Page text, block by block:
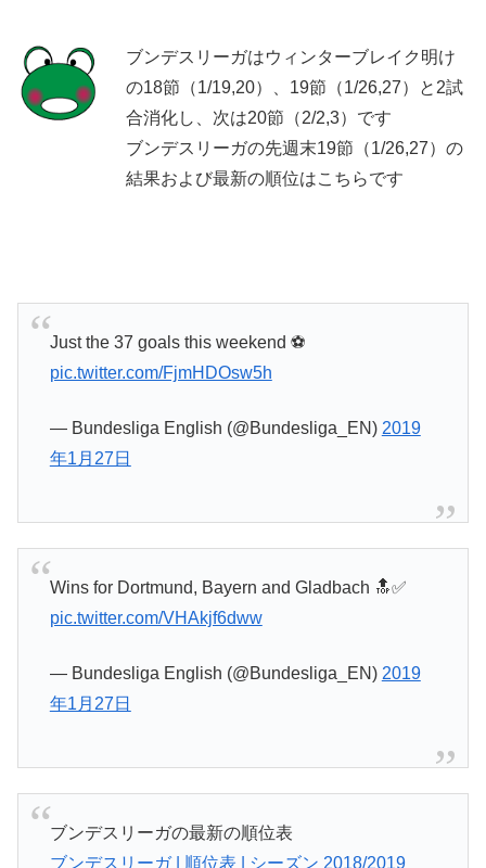
ブンデスリーガはウィンターブレイク明け
の18節（1/19,20）、19節（1/26,27）と2試
合消化し、次は20節（2/2,3）です
ブンデスリーガの先週末19節（1/26,27）の
結果および最新の順位はこちらです
Just the 37 goals this weekend ⚽
pic.twitter.com/FjmHDOsw5h
— Bundesliga English (@Bundesliga_EN) 2019
年1月27日
Wins for Dortmund, Bayern and Gladbach 🔝✅
pic.twitter.com/VHAkjf6dww
— Bundesliga English (@Bundesliga_EN) 2019
年1月27日
ブンデスリーガの最新の順位表
ブンデスリーガ | 順位表 | シーズン 2018/2019